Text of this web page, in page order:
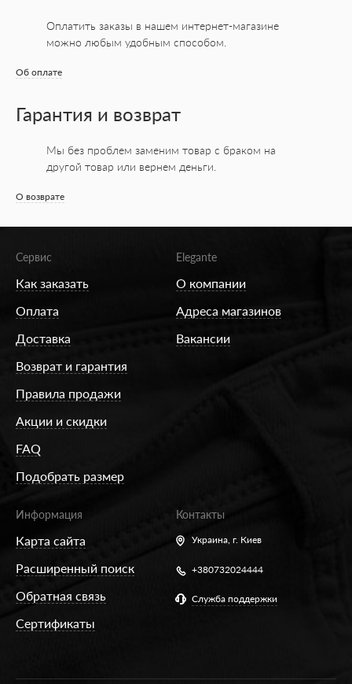
Оплатить заказы в нашем интернет-магазине
можно любым удобным способом.
Об оплате
Гарантия и возврат
Мы без проблем заменим товар с браком на
другой товар или вернем деньги.
О возврате
Сервис
Как заказать
Оплата
Доставка
Возврат и гарантия
Правила продажи
Акции и скидки
FAQ
Подобрать размер
Elegante
О компании
Адреса магазинов
Вакансии
Информация
Карта сайта
Расширенный поиск
Обратная связь
Сертификаты
Контакты
Украина, г. Киев
+380732024444
Служба поддержки